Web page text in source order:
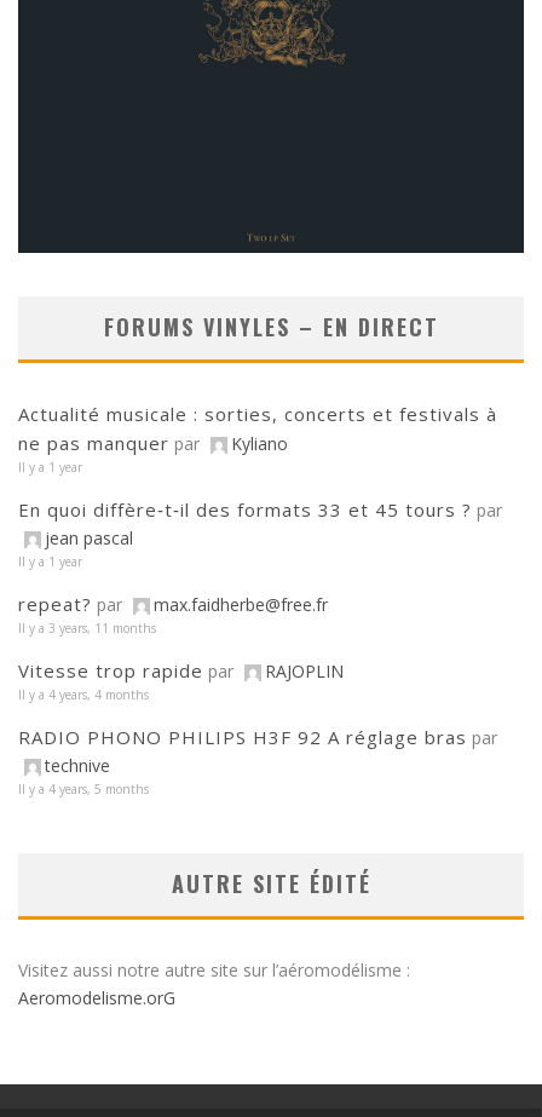
FORUMS VINYLES – EN DIRECT
Actualité musicale : sorties, concerts et festivals à
ne pas manquer par Kyliano
Il y a 1 year
En quoi diffère‑t‑il des formats 33 et 45 tours ? par
jean pascal
Il y a 1 year
repeat? par max.faidherbe@free.fr
Il y a 3 years, 11 months
Vitesse trop rapide par RAJOPLIN
Il y a 4 years, 4 months
RADIO PHONO PHILIPS H3F 92 A réglage bras par
technive
Il y a 4 years, 5 months
AUTRE SITE ÉDITÉ
Visitez aussi notre autre site sur l’aéromodélisme :
Aeromodelisme.orG